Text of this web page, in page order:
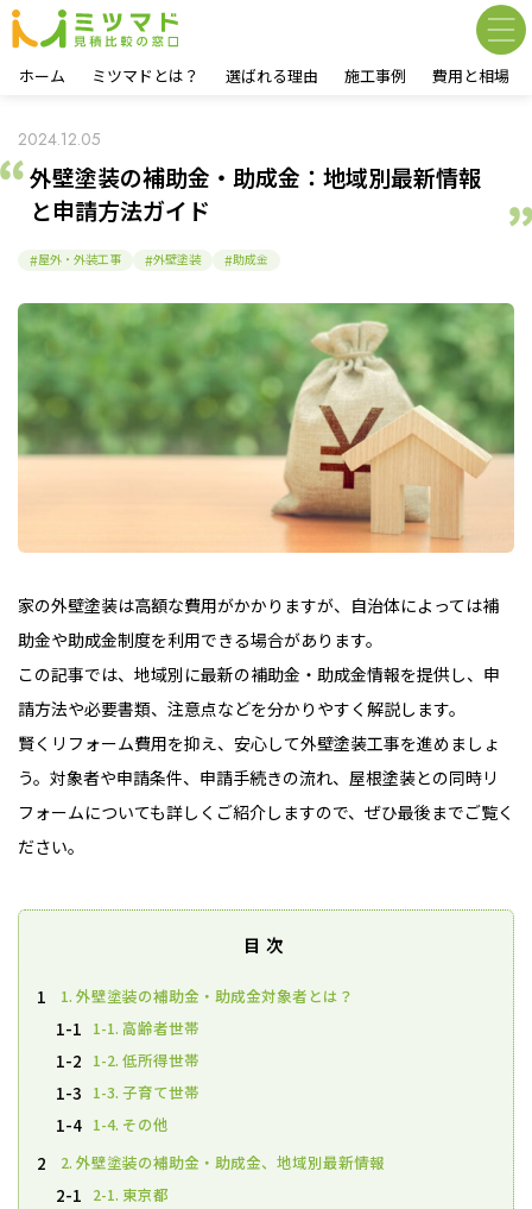
ホーム ミツマドとは？ 選ばれる理由 施工事例 費用と相場
2024.12.05
外壁塗装の補助金・助成金：地域別最新情報
と申請方法ガイド
屋外・外装工事 外壁塗装 助成金
家の外壁塗装は高額な費用がかかりますが、自治体によっては補
助金や助成金制度を利用できる場合があります。
この記事では、地域別に最新の補助金・助成金情報を提供し、申
請方法や必要書類、注意点などを分かりやすく解説します。
賢くリフォーム費用を抑え、安心して外壁塗装工事を進めましょ
う。対象者や申請条件、申請手続きの流れ、屋根塗装との同時リ
フォームについても詳しくご紹介しますので、ぜひ最後までご覧く
ださい。
目次
1
1. 外壁塗装の補助金・助成金対象者とは？
1-1 1-1. 高齢者世帯
1-2 1-2. 低所得世帯
1-3 1-3. 子育て世帯
1-4 1-4. その他
2
2. 外壁塗装の補助金・助成金、地域別最新情報
2-1 2-1. 東京都